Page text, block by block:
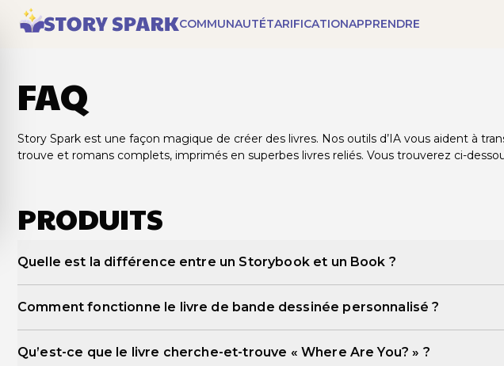
COMMUNAUTÉTARIFICATIONAPPRENDRE
FAQ
Story Spark est une façon magique de créer des livres. Nos outils d’IA vous aident à
trouve et romans complets, imprimés en superbes livres reliés. Vous trouverez ci-
PRODUITS
Quelle est la différence entre un Storybook et un Book ?
LesStorybookssont des livres reliés illustrés de 21 cm × 21 cm, jusqu’à 60 pages.
LesBookssont des livres reliés de 16,5 cm × 24 cm, jusqu’à 200 pages. Ils sont
Comment fonctionne le livre de bande dessinée personnalisé ?
livre de bande dessinée personnalisé
Qu’est-ce que le livre cherche-et-trouve « Where Are You? » ?